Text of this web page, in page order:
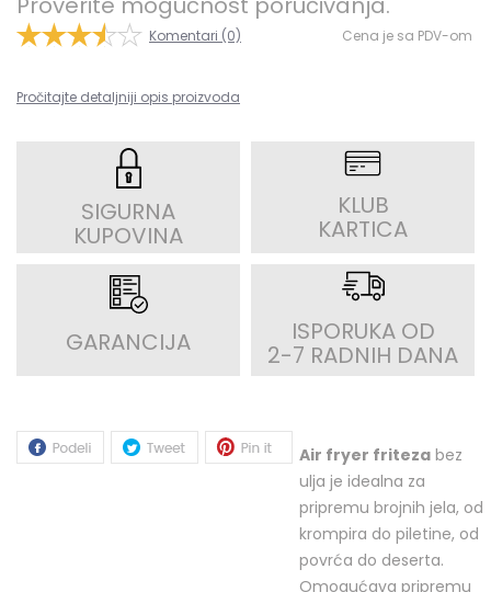
Cena je sa PDV-om
Komentari (0)
Pročitajte detaljniji opis proizvoda
SIGURNA
KUPOVINA
KLUB
KARTICA
GARANCIJA ISPORUKA OD
2-7 RADNIH DANA
Air fryer friteza bez
ulja je idealna za
pripremu brojnih jela, od
krompira do piletine, od
povrća do deserta.
Omogućava pripremu